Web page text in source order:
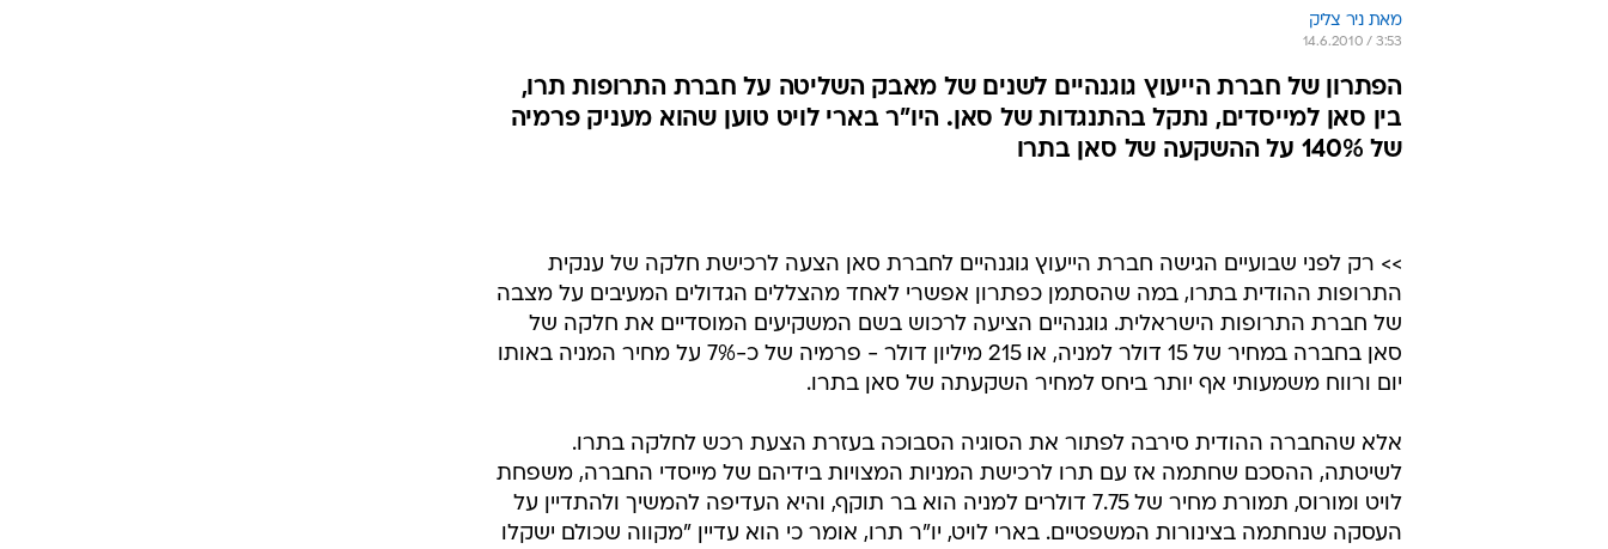
מאת ניר צליק
14.6.2010 / 3:53
הפתרון של חברת הייעוץ גוגנהיים לשנים של מאבק השליטה על חברת התרופות תרו,
בין סאן למייסדים, נתקל בהתנגדות של סאן. היו"ר בארי לויט טוען שהוא מעניק פרמיה
של 140% על ההשקעה של סאן בתרו
>> רק לפני שבועיים הגישה חברת הייעוץ גוגנהיים לחברת סאן הצעה לרכישת חלקה של ענקית
התרופות ההודית בתרו, במה שהסתמן כפתרון אפשרי לאחד מהצללים הגדולים המעיבים על מצבה
של חברת התרופות הישראלית. גוגנהיים הציעה לרכוש בשם המשקיעים המוסדיים את חלקה של
סאן בחברה במחיר של 15 דולר למניה, או 215 מיליון דולר - פרמיה של כ-7% על מחיר המניה באותו
יום ורווח משמעותי אף יותר ביחס למחיר השקעתה של סאן בתרו.
אלא שהחברה ההודית סירבה לפתור את הסוגיה הסבוכה בעזרת הצעת רכש לחלקה בתרו.
לשיטתה, ההסכם שחתמה אז עם תרו לרכישת המניות המצויות בידיהם של מייסדי החברה, משפחת
לויט ומורוס, תמורת מחיר של 7.75 דולרים למניה הוא בר תוקף, והיא העדיפה להמשיך ולהתדיין על
העסקה שנחתמה בצינורות המשפטיים. בארי לויט, יו"ר תרו, אומר כי הוא עדיין "מקווה שכולם ישקלו